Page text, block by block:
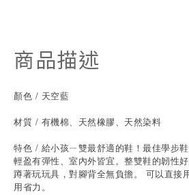
商品描述
顏色 / 天空藍
材質 / 有機棉、天然橡膠、天然染料
特色 / 給小孩ㄧ雙最舒適的鞋！最佳學步鞋
輕盈有彈性、室內外皆宜。整雙鞋的韌性
蹲著玩玩具，對腳背全無負擔。 可以直接
用省力。